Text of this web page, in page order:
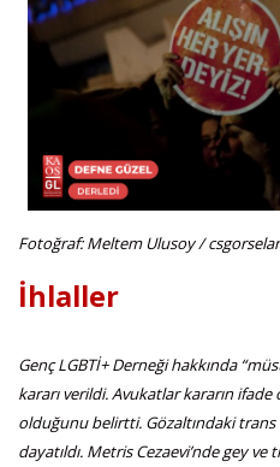
Fotoğraf: Meltem Ulusoy /
İhlaller
Genç LGBTİ+ Derneği hakkında
kararı verildi. Avukatlar kararın
olduğunu belirtti. Gözaltındaki trans
dayatıldı. Metris Cezaevi’nde gey ve